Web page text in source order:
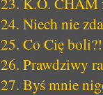
24. Niech nie
25. Co Cię
26. Prawdziwy
27. Byś mnie